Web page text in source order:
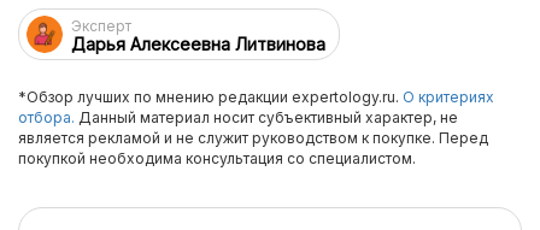
Эксперт
Дарья Алексеевна Литвинова
*Обзор лучших по мнению редакции expertology.ru. О критериях
отбора. Данный материал носит субъективный характер, не
является рекламой и не служит руководством к покупке. Перед
покупкой необходима консультация со специалистом.